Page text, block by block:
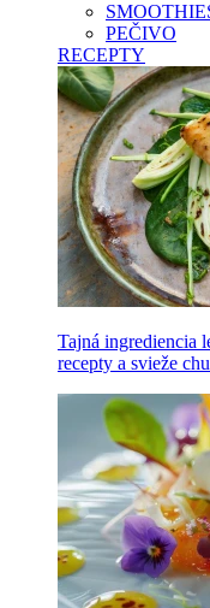
PEČIVO
RECEPTY
Tajná ingrediencia
recepty a svieže